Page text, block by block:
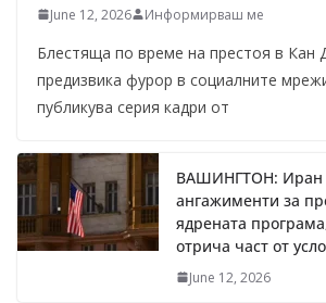
June 12, 2026 Информирваш ме
Блестяща по време на престоя в
предизвика фурор в социалните
публикува серия кадри от
ВАШИНГТОН: Иран
ангажименти за
ядрената
отрича част от
June 12, 2026